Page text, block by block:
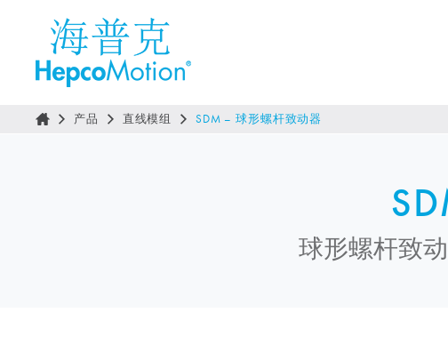
产品 直线模组 SDM – 球形螺杆致动器
球形螺杆致